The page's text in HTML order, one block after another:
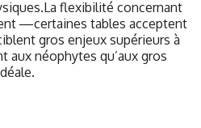
flexibilité concernant
—certaines tables acceptent
gros enjeux supérieurs à
néophytes qu’aux gros